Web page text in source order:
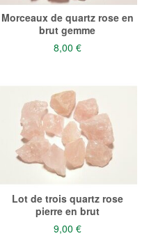
en méditation.
Morceaux de quartz rose en
brut gemme
8,00 €
Lot de trois quartz rose
pierre en brut
9,00 €